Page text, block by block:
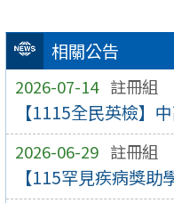
相關公告
2026-07-14 註冊組
【1115全民英檢】
2026-06-29 註冊組
【115罕見疾病獎助